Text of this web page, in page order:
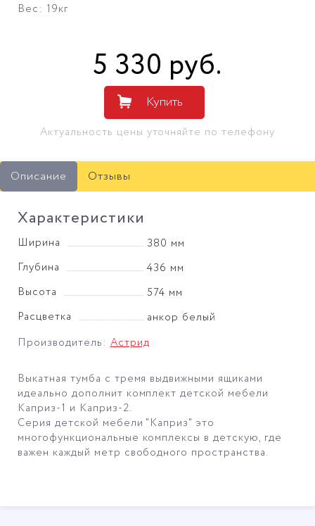
Вес: 19кг
5 330 руб.
Купить
Актуальность цены уточняйте по телефону
Описание Отзывы
Характеристики
Ширина
380 мм
Глубина
436 мм
Высота
574 мм
Расцветка
анкор белый
Производитель:Астрид
Выкатная тумба с тремя выдвижными ящиками
идеально дополнит комплект детской мебели
Каприз-1 и Каприз-2.
Серия детской мебели "Каприз" это
многофункциональные комплексы в детскую, где
важен каждый метр свободного пространства.